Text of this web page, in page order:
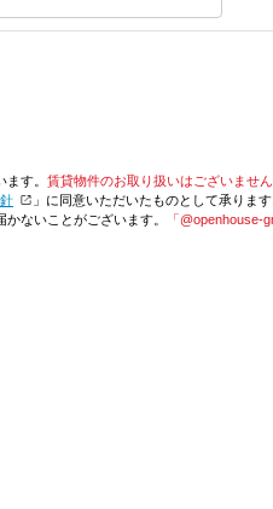
す。 賃貸物件のお取り扱いはございませ
」に同意いただいたものとして承ります
ないことがございます。
「@openhouse-